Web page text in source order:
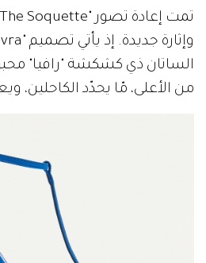
الساتان ذي كشكشة "رافيا"
من الأعلى، مّا يحدّد الكاحلين،